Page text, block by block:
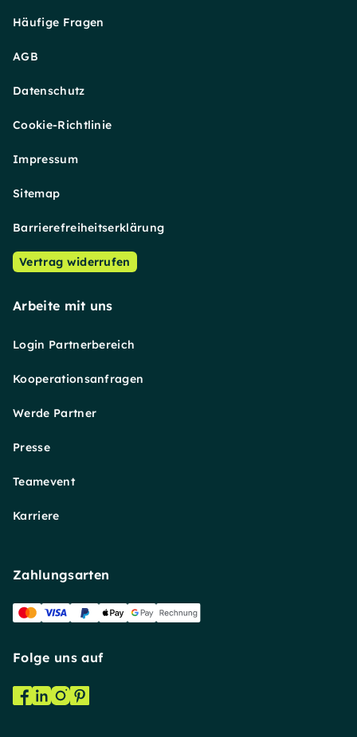
Häufige Fragen
AGB
Datenschutz
Cookie-Richtlinie
Impressum
Sitemap
Barrierefreiheitserklärung
Vertrag widerrufen
Arbeite mit uns
Login Partnerbereich
Kooperationsanfragen
Werde Partner
Presse
Teamevent
Karriere
Zahlungsarten
Folge uns auf